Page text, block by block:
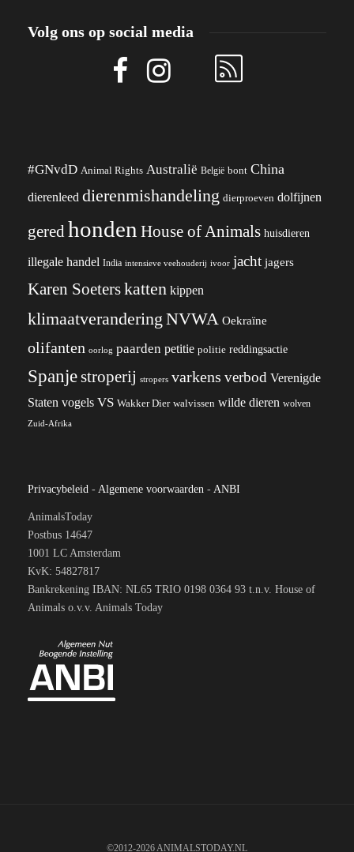
Volg ons op social media
#GNvdD Animal Rights Australië België bont China
dierenleed dierenmishandeling dierproeven dolfijnen
geredhonden House of Animals huisdieren
illegale handel India intensieve veehouderij ivoor jacht jagers
Karen Soeterskatten kippen
klimaatverandering NVWA Oekraïne
olifanten oorlog paarden petitie politie reddingsactie
Spanjestroperij stropers varkens verbod Verenigde
Staten vogels VS Wakker Dier walvissen wilde dieren wolven
Zuid-Afrika
Privacybeleid - Algemene voorwaarden - ANBI
AnimalsToday
Postbus 14647
1001 LC Amsterdam
KvK: 54827817
Bankrekening IBAN: NL65 TRIO 0198 0364 93 t.n.v. House of
Animals o.v.v. Animals Today
©2012-2026 ANIMALSTODAY.NL